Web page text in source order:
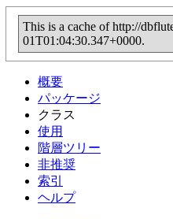
This is a cache of http://
01T01:04:30.347+0000.
概要
パッケージ
クラス
使用
階層ツリー
非推奨
索引
ヘルプ